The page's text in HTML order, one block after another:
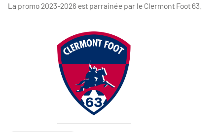
La promo 2023-2026 est parrainée par le Clermont Foot 63.